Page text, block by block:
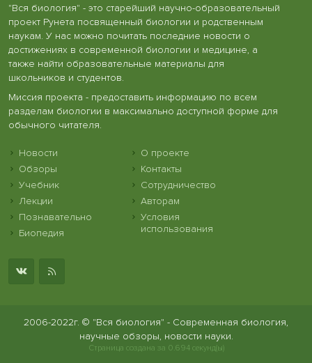
"Вся биология" - это старейший научно-образовательный
проект Рунета посвященный биологии и родственным
наукам. У нас можно почитать последние новости о
достижениях в современной биологии и медицине, а
также найти образовательные материалы для
школьников и студентов.
Миссия проекта - предоставить информацию по всем
разделам биологии в максимально доступной форме для
обычного читателя.
Новости
Обзоры
Учебник
Лекции
Познавательно
Биопедия
О проекте
Контакты
Сотрудничество
Авторам
Условия
использования
2006-2022г. © "Вся биология" - Современная биология,
научные обзоры, новости науки.
Страница создана за 0.694 секунд(ы)